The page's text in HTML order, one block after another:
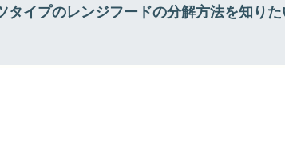
タイプのレンジフードの分解方法を知りた